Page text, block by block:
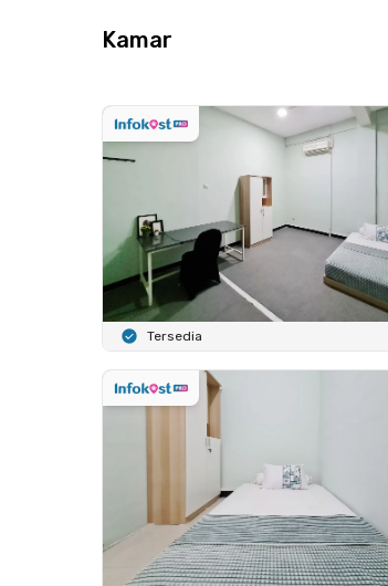
Kamar
Tersedia